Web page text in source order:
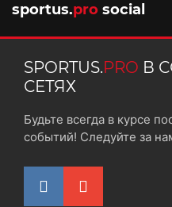
sportus.pro social
SPORTUS.PRO В
СЕТЯХ
Будьте всегда в курсе
событий! Следуйте за